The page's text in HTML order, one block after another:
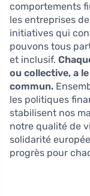
comportements
les entreprises
initiatives qui
pouvons tous
et inclusif.
ou collective, a
commun.
les politiques
stabilisent nos
notre qualité de
solidarité
progrès pour